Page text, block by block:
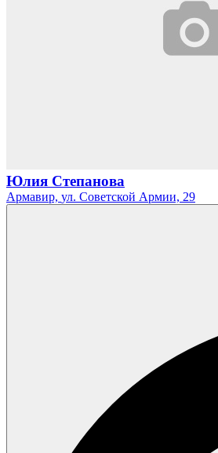
Юлия Степанова
Армавир, ул. Советской Армии, 29